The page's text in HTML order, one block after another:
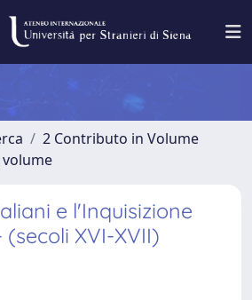
2 Contributo in Volume
e l'Inquisizione
XVI-XVII)